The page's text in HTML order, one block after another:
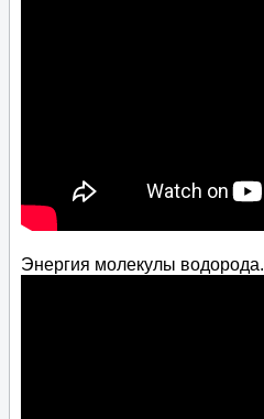
Энергия молекулы водорода.